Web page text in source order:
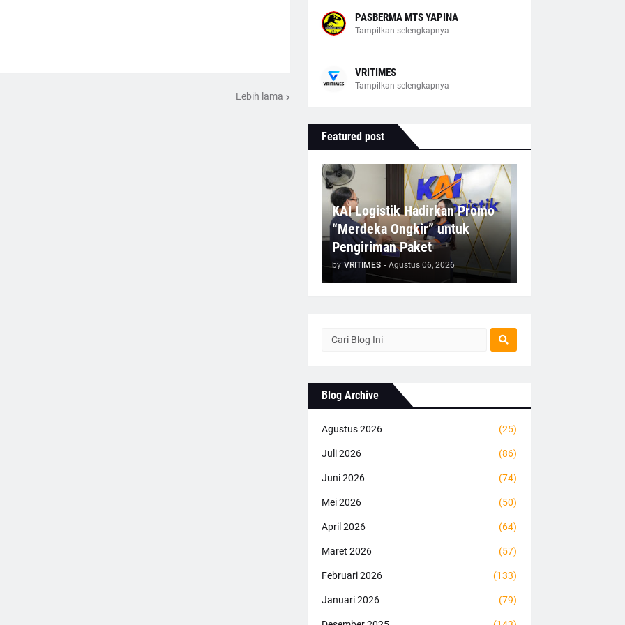
Lebih lama
PASBERMA MTS YAPINA
Tampilkan selengkapnya
VRITIMES
Tampilkan selengkapnya
Featured post
KAI Logistik Hadirkan Promo
“Merdeka Ongkir” untuk
Pengiriman Paket
by VRITIMES - Agustus 06, 2026
Blog Archive
Agustus 2026 (25)
Juli 2026 (86)
Juni 2026 (74)
Mei 2026 (50)
April 2026 (64)
Maret 2026 (57)
Februari 2026 (133)
Januari 2026 (79)